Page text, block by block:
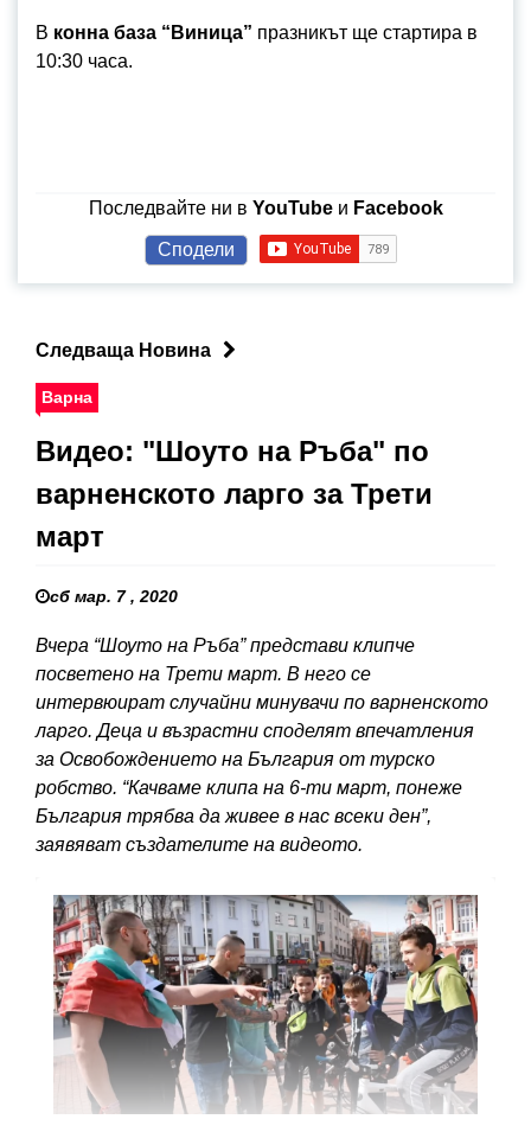
В конна база “Виница” празникът ще стартира в
10:30 часа.
Последвайте ни в YouTubeи Facebook
Сподели
Следваща Новина
Варна
Видео: "Шоуто на Ръба" по
варненското ларго за Трети
март
сб мар. 7 , 2020
Вчера “Шоуто на Ръба” представи клипче
посветено на Трети март. В него се
интервюират случайни минувачи по варненското
ларго. Деца и възрастни споделят впечатления
за Освобождението на България от турско
робство. “Качваме клипа на 6-ти март, понеже
България трябва да живее в нас всеки ден”,
заявяват създателите на видеото.